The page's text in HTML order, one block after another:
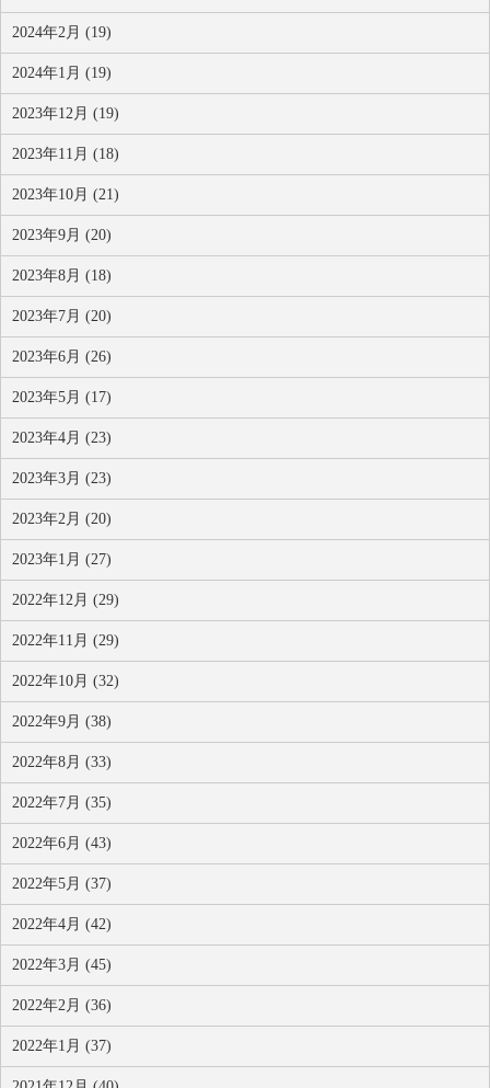
2024年2月 (19)
2024年1月 (19)
2023年12月 (19)
2023年11月 (18)
2023年10月 (21)
2023年9月 (20)
2023年8月 (18)
2023年7月 (20)
2023年6月 (26)
2023年5月 (17)
2023年4月 (23)
2023年3月 (23)
2023年2月 (20)
2023年1月 (27)
2022年12月 (29)
2022年11月 (29)
2022年10月 (32)
2022年9月 (38)
2022年8月 (33)
2022年7月 (35)
2022年6月 (43)
2022年5月 (37)
2022年4月 (42)
2022年3月 (45)
2022年2月 (36)
2022年1月 (37)